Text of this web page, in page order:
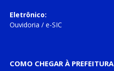
Eletrônico:
Ouvidoria / e-SIC
COMO CHEGAR À PREFEITURA